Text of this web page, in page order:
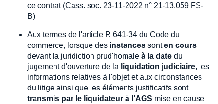
ce contrat (Cass. soc. 23-11-2022 n° 21-13.059 FS-
B).
Aux termes de l'article R 641-34 du Code du
commerce, lorsque des instances sonten cours
devant la juridiction prud'homale à la date du
jugement d'ouverture de la liquidation judiciaire, les
informations relatives à l'objet et aux circonstances
du litige ainsi que les éléments justificatifs sont
transmis par le liquidateur à l’AGS mise en cause